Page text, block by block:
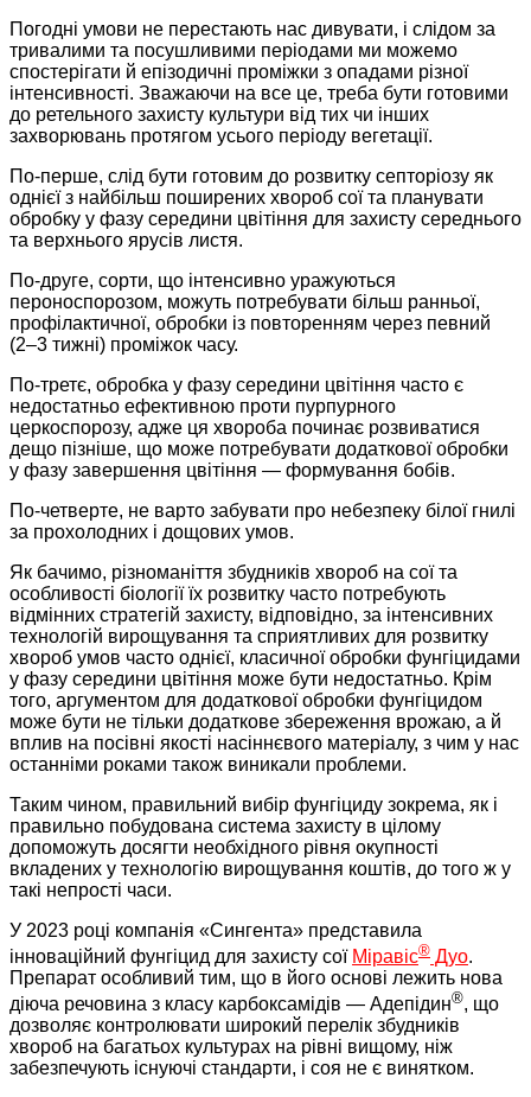
Погодні умови не перестають нас дивувати, і слідом за
тривалими та посушливими періодами ми можемо
спостерігати й епізодичні проміжки з опадами різної
інтенсивності. Зважаючи на все це, треба бути готовими
до ретельного захисту культури від тих чи інших
захворювань протягом усього періоду вегетації.
По-перше, слід бути готовим до розвитку септоріозу як
однієї з найбільш поширених хвороб сої та планувати
обробку у фазу середини цвітіння для захисту середнього
та верхнього ярусів листя.
По-друге, сорти, що інтенсивно уражуються
пероноспорозом, можуть потребувати більш ранньої,
профілактичної, обробки із повторенням через певний
(2–3 тижні) проміжок часу.
По-третє, обробка у фазу середини цвітіння часто є
недостатньо ефективною проти пурпурного
церкоспорозу, адже ця хвороба починає розвиватися
дещо пізніше, що може потребувати додаткової обробки
у фазу завершення цвітіння — формування бобів.
По-четверте, не варто забувати про небезпеку білої гнилі
за прохолодних і дощових умов.
Як бачимо, різноманіття збудників хвороб на сої та
особливості біології їх розвитку часто потребують
відмінних стратегій захисту, відповідно, за інтенсивних
технологій вирощування та сприятливих для розвитку
хвороб умов часто однієї, класичної обробки фунгіцидами
у фазу середини цвітіння може бути недостатньо. Крім
того, аргументом для додаткової обробки фунгіцидом
може бути не тільки додаткове збереження врожаю, а й
вплив на посівні якості насіннєвого матеріалу, з чим у нас
останніми роками також виникали проблеми.
Таким чином, правильний вибір фунгіциду зокрема, як і
правильно побудована система захисту в цілому
допоможуть досягти необхідного рівня окупності
вкладених у технологію вирощування коштів, до того ж у
такі непрості часи.
У 2023 році компанія «Сингента» представила
інноваційний фунгіцид для захисту сої Міравіс® Дуо.
Препарат особливий тим, що в його основі лежить нова
діюча речовина з класу карбоксамідів — Адепідин®, що
дозволяє контролювати широкий перелік збудників
хвороб на багатьох культурах на рівні вищому, ніж
забезпечують існуючі стандарти, і соя не є винятком.